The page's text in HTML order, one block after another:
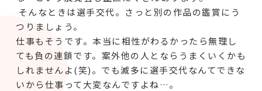
そんなときは選手交代。さっと別の作品の鑑賞にう
つりましょう。
仕事もそうです。本当に相性がわるかったら無理し
ても負の連鎖です。案外他の人とならうまくいくかも
しれませんよ(笑)。でも滅多に選手交代なんてできな
いから仕事って大変なんですよね…。